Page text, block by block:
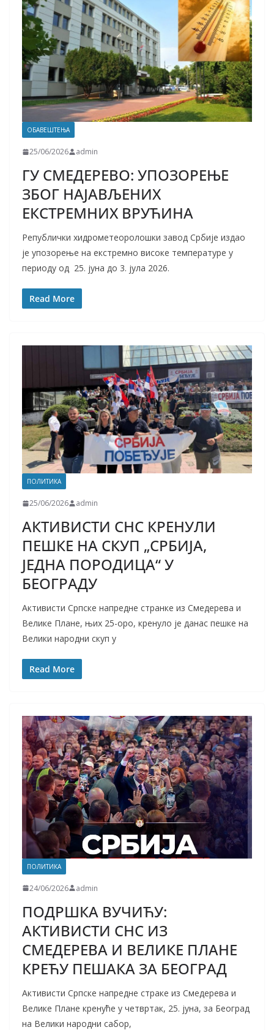
ОБАВЕШТЕЊА
25/06/2026 admin
ГУ СМЕДЕРЕВО: УПОЗОРЕЊЕ
ЗБОГ НАЈАВЉЕНИХ
ЕКСТРЕМНИХ ВРУЋИНА
Републички хидрометеоролошки завод Србије издао
је упозорење на екстремно високе температуре у
периоду од 25. јуна до 3. јула 2026.
Read More
ПОЛИТИКА
25/06/2026 admin
АКТИВИСТИ СНС КРЕНУЛИ
ПЕШКЕ НА СКУП „СРБИЈА,
ЈЕДНА ПОРОДИЦА“ У
БЕОГРАДУ
Активисти Српске напредне странке из Смедерева и
Велике Плане, њих 25-оро, кренуло је данас пешке на
Велики народни скуп у
Read More
ПОЛИТИКА
24/06/2026 admin
ПОДРШКА ВУЧИЋУ:
АКТИВИСТИ СНС ИЗ
СМЕДЕРЕВА И ВЕЛИКЕ ПЛАНЕ
КРЕЋУ ПЕШАКА ЗА БЕОГРАД
Активисти Српске напредне страке из Смедерева и
Велике Плане кренуће у четвртак, 25. јуна, за Београд
на Велики народни сабор,